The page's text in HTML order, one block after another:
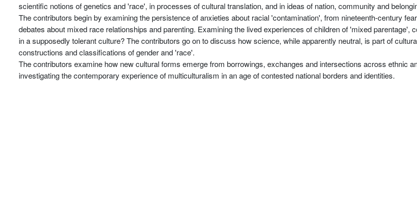
scientific notions of genetics and 'race', in processes of cultural translation, and in ideas of nation, community and
The contributors begin by examining the persistence of anxieties about racial 'contamination', from nineteenth-century
debates about mixed race relationships and parenting. Examining the lived experiences of children of 'mixed parentage',
in a supposedly tolerant culture? The contributors go on to discuss how science, while apparently neutral, is part of
constructions and classifications of gender and 'race'.
The contributors examine how new cultural forms emerge from borrowings, exchanges and intersections across ethnic
investigating the contemporary experience of multiculturalism in an age of contested national borders and identities.